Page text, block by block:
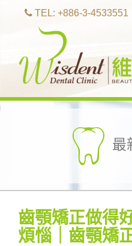
TEL: +886-3-4533551
最
齒顎矯正做得
煩惱｜齒顎矯